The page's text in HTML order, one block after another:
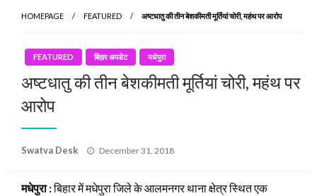
HOMEPAGE FEATURED अष्टधातु की तीन बेशकीमती मूर्तियां चोरी, महंथ पर आरोप
FEATURED बिहार अपडेट मधेपुरा
अष्टधातु की तीन बेशकीमती मूर्तियां चोरी, महंथ पर
आरोप
Swatva Desk
Posted
December 31, 2018
मधेपुरा :बिहार में मधेपुरा जिले के आलमनगर थाना क्षेत्र स्थित एक